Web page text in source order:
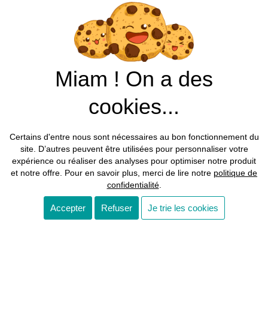
Miam ! On a des
cookies...
Certains d'entre nous sont nécessaires au bon fonctionnement du
site. D’autres peuvent être utilisées pour personnaliser votre
expérience ou réaliser des analyses pour optimiser notre produit
et notre offre. Pour en savoir plus, merci de lire notre politique de
confidentialité.
Accepter Refuser Je trie les cookies
Le monde ne mourra jamais par manque de
d'émerveillement.
Nous contacter / prendre rdv